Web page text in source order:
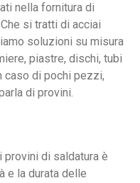
nella fornitura di
si tratti di acciai
soluzioni su misura
piastre, dischi, tubi
caso di pochi pezzi,
di provini.
di saldatura è
e la durata delle